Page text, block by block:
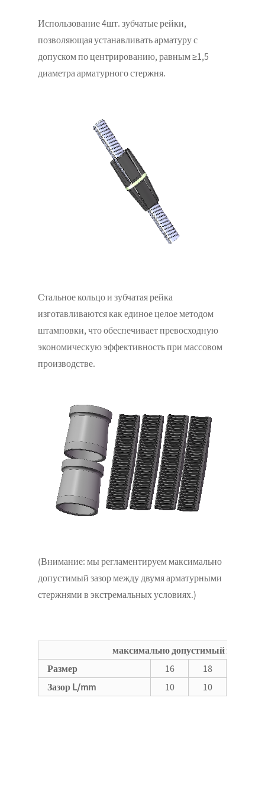
Использование 4шт. зубчатые рейки,
позволяющая устанавливать арматуру с
допуском по центрированию, равным ≥1,5
диаметра арматурного стержня.
Стальное кольцо и зубчатая рейка
изготавливаются как единое целое методом
штамповки, что обеспечивает превосходную
экономическую эффективность при массовом
производстве.
(Внимание: мы регламентируем максимально
допустимый зазор между двумя арматурными
стержнями в экстремальных условиях.)
максимально допустимый зазор
Размер
16 18
Зазор L/mm 10 10